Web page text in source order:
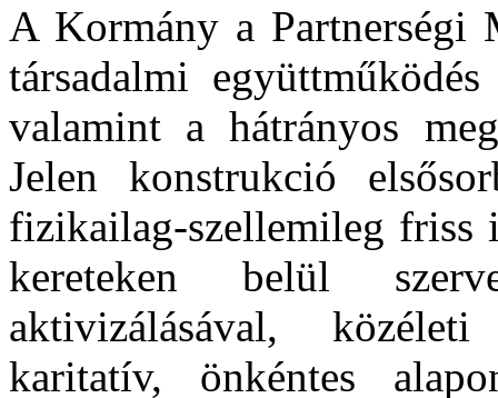
A Kormány a Partnerségi
társadalmi
valamint a hátrányos
Jelen konstrukció
fizikailag-szellemileg friss
kereteken belül
aktivizálásával, közéleti
karitatív, önkéntes